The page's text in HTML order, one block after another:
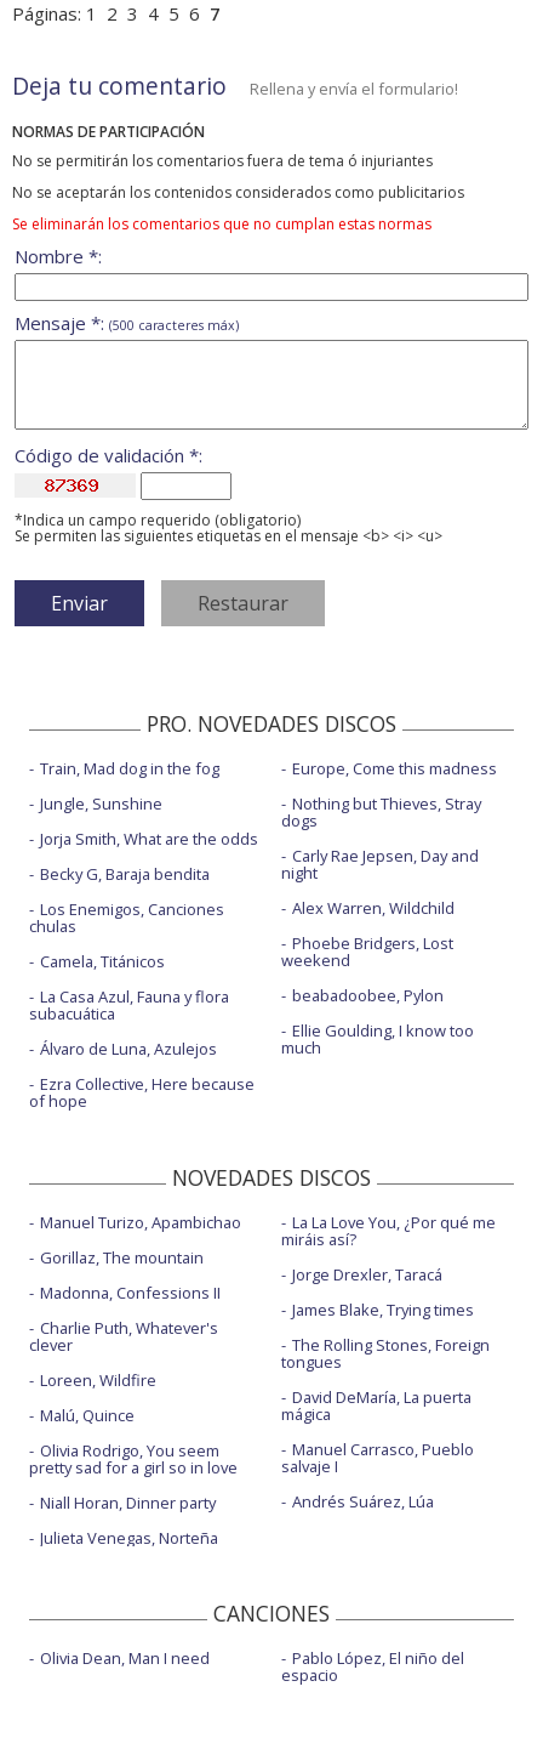
Páginas: 1 2 3 4 5 6 7
Deja tu comentario Rellena y envía el formulario!
NORMAS DE PARTICIPACIÓN
No se permitirán los comentarios fuera de tema ó injuriantes
No se aceptarán los contenidos considerados como publicitarios
Se eliminarán los comentarios que no cumplan estas normas
Nombre *:
Mensaje *: (500 caracteres máx)
Código de validación *:
*Indica un campo requerido (obligatorio)
Se permiten las siguientes etiquetas en el mensaje <b> <i> <u>
PRO. NOVEDADES DISCOS
Train, Mad dog in the fog
Jungle, Sunshine
Jorja Smith, What are the odds
Becky G, Baraja bendita
Los Enemigos, Canciones
chulas
Camela, Titánicos
La Casa Azul, Fauna y flora
subacuática
Álvaro de Luna, Azulejos
Ezra Collective, Here because
of hope
Europe, Come this madness
Nothing but Thieves, Stray
dogs
Carly Rae Jepsen, Day and
night
Alex Warren, Wildchild
Phoebe Bridgers, Lost
weekend
beabadoobee, Pylon
Ellie Goulding, I know too
much
NOVEDADES DISCOS
Manuel Turizo, Apambichao
Gorillaz, The mountain
Madonna, Confessions II
Charlie Puth, Whatever's
clever
Loreen, Wildfire
Malú, Quince
Olivia Rodrigo, You seem
pretty sad for a girl so in love
Niall Horan, Dinner party
Julieta Venegas, Norteña
La La Love You, ¿Por qué me
miráis así?
Jorge Drexler, Taracá
James Blake, Trying times
The Rolling Stones, Foreign
tongues
David DeMaría, La puerta
mágica
Manuel Carrasco, Pueblo
salvaje I
Andrés Suárez, Lúa
CANCIONES
Olivia Dean, Man I need Pablo López, El niño del
espacio